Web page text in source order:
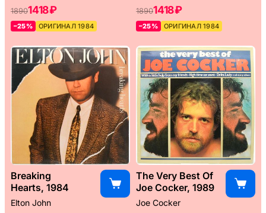
18901418 ₽
–25% ОРИГИНАЛ 1984
18901418 ₽
–25% ОРИГИНАЛ 1984
Breaking
Hearts, 1984
Elton John
The Very Best Of
Joe Cocker, 1989
Joe Cocker